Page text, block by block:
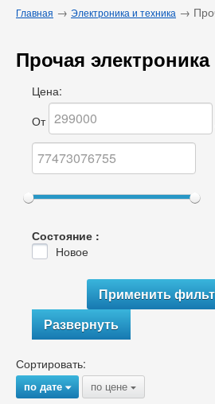
Главная → Электроника и техника →
Прочая электроника
Цена:
От
Состояние :
Новое
Развернуть
Сортировать:
по дате{ по цене {